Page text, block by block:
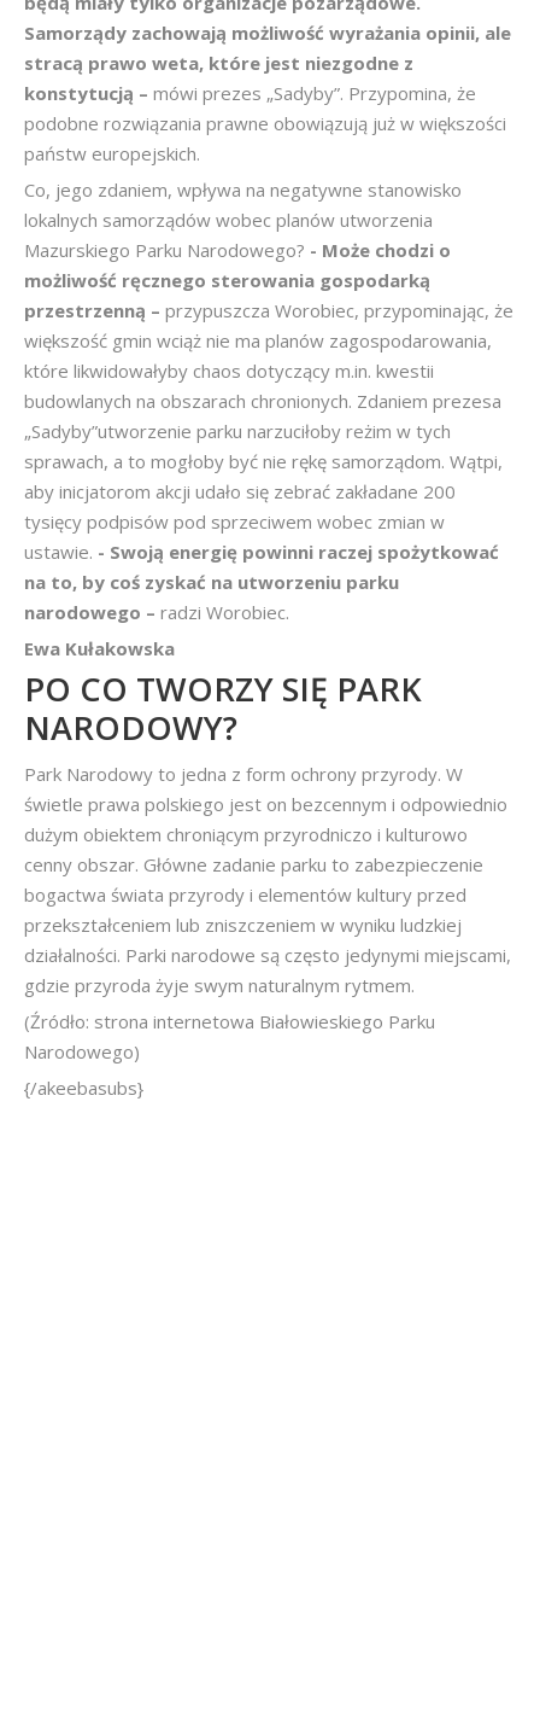
Samorządy zachowają możliwość wyrażania opinii, ale
stracą prawo weta, które jest niezgodne z
konstytucją – mówi prezes „Sadyby”. Przypomina, że
podobne rozwiązania prawne obowiązują już w większości
państw europejskich.
Co, jego zdaniem, wpływa na negatywne stanowisko
lokalnych samorządów wobec planów utworzenia
Mazurskiego Parku Narodowego? - Może chodzi o
możliwość ręcznego sterowania gospodarką
przestrzenną – przypuszcza Worobiec, przypominając, że
większość gmin wciąż nie ma planów zagospodarowania,
które likwidowałyby chaos dotyczący m.in. kwestii
budowlanych na obszarach chronionych. Zdaniem prezesa
„Sadyby”utworzenie parku narzuciłoby reżim w tych
sprawach, a to mogłoby być nie rękę samorządom. Wątpi,
aby inicjatorom akcji udało się zebrać zakładane 200
tysięcy podpisów pod sprzeciwem wobec zmian w
ustawie. - Swoją energię powinni raczej spożytkować
na to, by coś zyskać na utworzeniu parku
narodowego – radzi Worobiec.
Ewa Kułakowska
PO CO TWORZY SIĘ PARK
NARODOWY?
Park Narodowy to jedna z form ochrony przyrody. W
świetle prawa polskiego jest on bezcennym i odpowiednio
dużym obiektem chroniącym przyrodniczo i kulturowo
cenny obszar. Główne zadanie parku to zabezpieczenie
bogactwa świata przyrody i elementów kultury przed
przekształceniem lub zniszczeniem w wyniku ludzkiej
działalności. Parki narodowe są często jedynymi miejscami,
gdzie przyroda żyje swym naturalnym rytmem.
(Źródło: strona internetowa Białowieskiego Parku
Narodowego)
{/akeebasubs}